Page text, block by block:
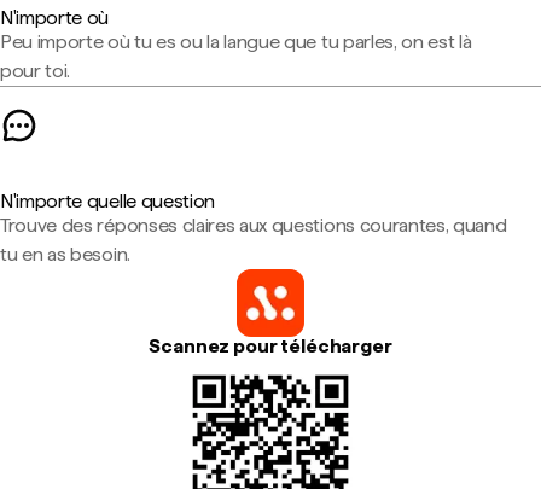
N'importe où
Peu importe où tu es ou la langue que tu parles, on est là
pour toi.
N'importe quelle question
Trouve des réponses claires aux questions courantes, quand
tu en as besoin.
Scannez pour télécharger